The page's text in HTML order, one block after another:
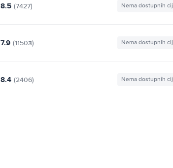
8.5 (7427) Nema dostupnih
7.9 (11503) Nema dostupnih
8.4 (2406) Nema dostupnih